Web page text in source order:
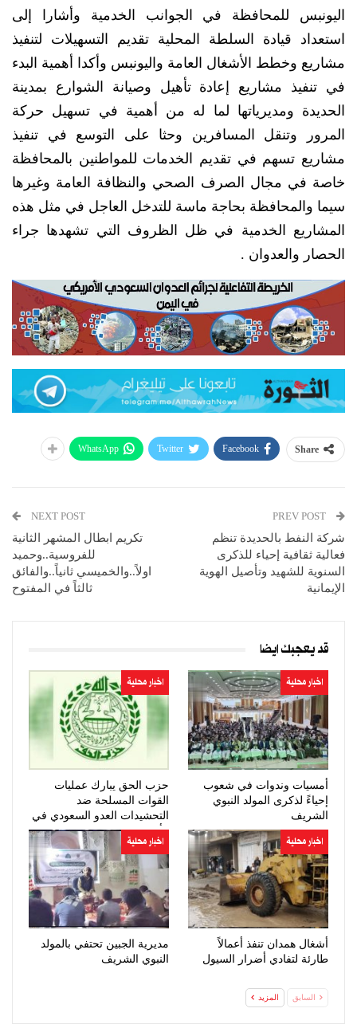
اليونبس للمحافظة في الجوانب الخدمية وأشارا إلى
استعداد قيادة السلطة المحلية تقديم التسهيلات لتنفيذ
مشاريع وخطط الأشغال العامة واليونبس وأكدا أهمية البدء
في تنفيذ مشاريع إعادة تأهيل وصيانة الشوارع بمدينة
الحديدة ومديرياتها لما له من أهمية في تسهيل حركة
المرور وتنقل المسافرين وحثا على التوسع في تنفيذ
مشاريع تسهم في تقديم الخدمات للمواطنين بالمحافظة
خاصة في مجال الصرف الصحي والنظافة العامة وغيرها
سيما والمحافظة بحاجة ماسة للتدخل العاجل في مثل هذه
المشاريع الخدمية في ظل الظروف التي تشهدها جراء
الحصار والعدوان .
Share
Facebook
Twitter
WhatsApp
شركة النفط بالحديدة تنظم
فعالية ثقافية إحياء للذكرى
السنوية للشهيد وتأصيل الهوية
الإيمانية
NEXT POST
تكريم ابطال المشهر الثانية
للفروسية..وحميد
اولاً..والخميسي ثانياً..والفائق
ثالثاً في المفتوح
قد يعجبك ايضا
اخبار محلية
أمسيات وندوات في شعوب
إحياءً لذكرى المولد النبوي
الشريف
اخبار محلية
حزب الحق يبارك عمليات
القوات المسلحة ضد
التحشيدات العدو السعودي في
مأرب وحضرموت
اخبار محلية
أشغال همدان تنفذ أعمالاً
طارئة لتفادي أضرار السيول
اخبار محلية
مديرية الجبين تحتفي بالمولد
النبوي الشريف
السابق المزيد